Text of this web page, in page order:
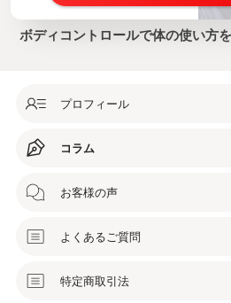
ボディコントロールで体の使い方
プロフィール
コラム
お客様の声
よくあるご質問
特定商取引法